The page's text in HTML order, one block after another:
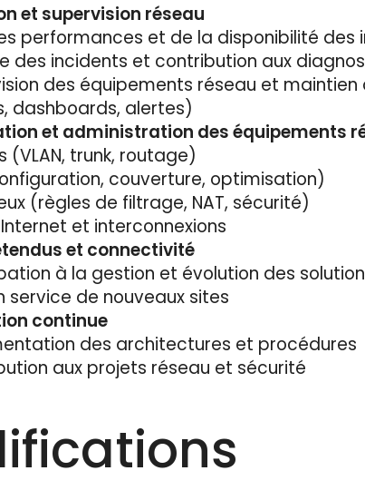
et supervision réseau
performances et de la disponibilité des
des incidents et contribution aux
des équipements réseau et
dashboards, alertes)
et administration des équipements
(VLAN, trunk, routage)
couverture, optimisation)
(règles de filtrage, NAT, sécurité)
et interconnexions
et connectivité
à la gestion et évolution des
service de nouveaux sites
continue
des architectures et procédures
aux projets réseau et sécurité